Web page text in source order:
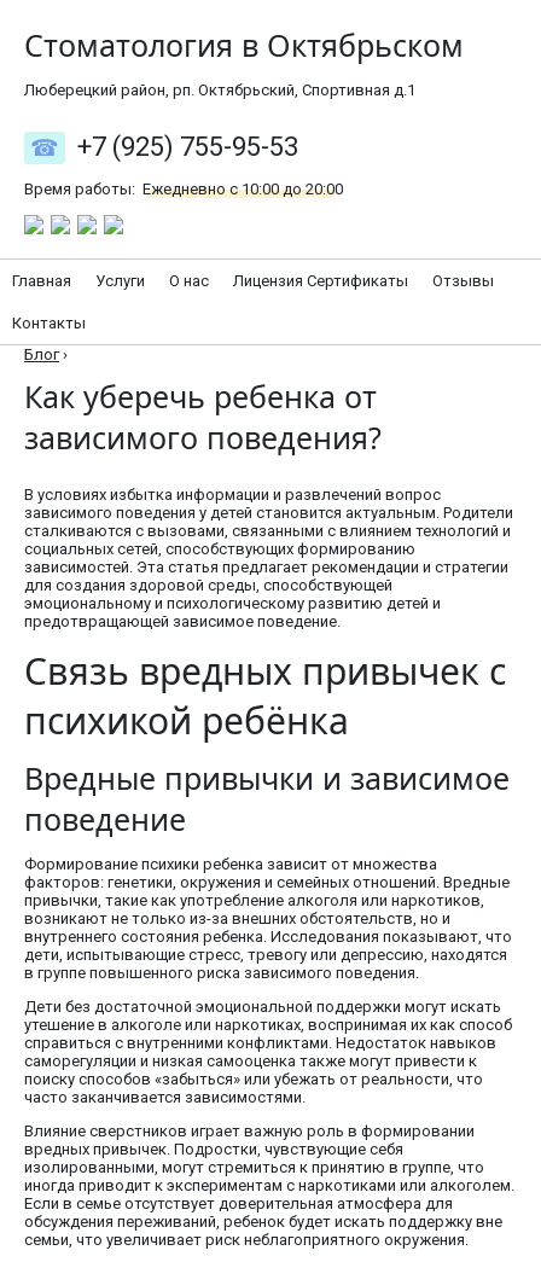
Стоматология в Октябрьском
Люберецкий район, рп. Октябрьский, Спортивная д.1
+7 (925) 755-95-53
Время работы: Ежедневно с 10:00 до 20:00
Главная Услуги О нас Лицензия Сертификаты Отзывы
Контакты
Блог ›
Как уберечь ребенка от
зависимого поведения?
В условиях избытка информации и развлечений вопрос
зависимого поведения у детей становится актуальным. Родители
сталкиваются с вызовами, связанными с влиянием технологий и
социальных сетей, способствующих формированию
зависимостей. Эта статья предлагает рекомендации и стратегии
для создания здоровой среды, способствующей
эмоциональному и психологическому развитию детей и
предотвращающей зависимое поведение.
Связь вредных привычек с
психикой ребёнка
Вредные привычки и зависимое
поведение
Формирование психики ребенка зависит от множества
факторов: генетики, окружения и семейных отношений. Вредные
привычки, такие как употребление алкоголя или наркотиков,
возникают не только из-за внешних обстоятельств, но и
внутреннего состояния ребенка. Исследования показывают, что
дети, испытывающие стресс, тревогу или депрессию, находятся
в группе повышенного риска зависимого поведения.
Дети без достаточной эмоциональной поддержки могут искать
утешение в алкоголе или наркотиках, воспринимая их как способ
справиться с внутренними конфликтами. Недостаток навыков
саморегуляции и низкая самооценка также могут привести к
поиску способов «забыться» или убежать от реальности, что
часто заканчивается зависимостями.
Влияние сверстников играет важную роль в формировании
вредных привычек. Подростки, чувствующие себя
изолированными, могут стремиться к принятию в группе, что
иногда приводит к экспериментам с наркотиками или алкоголем.
Если в семье отсутствует доверительная атмосфера для
обсуждения переживаний, ребенок будет искать поддержку вне
семьи, что увеличивает риск неблагоприятного окружения.